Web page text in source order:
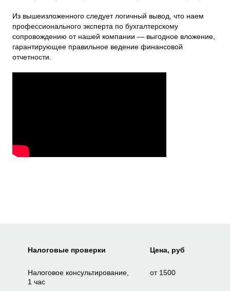
Из вышеизложенного следует логичный вывод, что наем
профессионального эксперта по бухгалтерскому
сопровождению от нашей компании — выгодное вложение,
гарантирующее правильное ведение финансовой
отчетности.
Налоговые проверки Цена, руб
Налоговое консультирование,
1 час
от 1500